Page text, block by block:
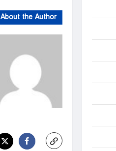
About the Author